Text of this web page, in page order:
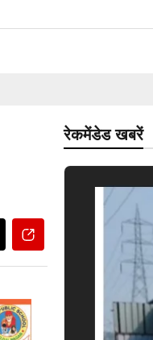
रेकमेंडेड खबरें